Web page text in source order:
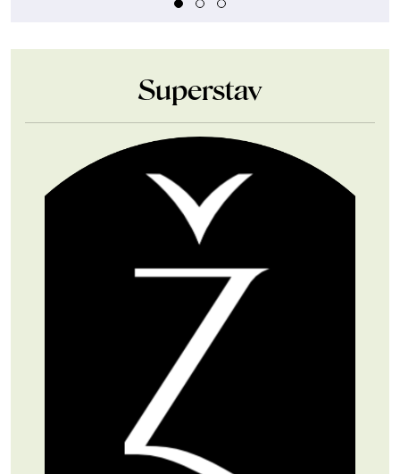
Superstav